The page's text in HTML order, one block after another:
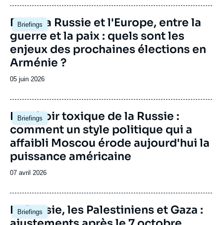
publication
Briefings
Image
principale
Entre la Russie et l'Europe, entre la
guerre et la paix : quels sont les
enjeux des prochaines élections en
Arménie ?
Date
publication
05 juin 2026
Briefings
Image
principale
Le miroir toxique de la Russie :
comment un style politique qui a
affaibli Moscou érode aujourd'hui la
puissance américaine
Date
publication
07 avril 2026
Briefings
Image
principale
La Russie, les Palestiniens et Gaza :
Tatiana KASTOUÉVA-JEAN, «
L'enseignement supérieur entre pays
occidentaux et émergents: coopération ou
compétition? », Contributions, Ifri, 1
septembre 2014.